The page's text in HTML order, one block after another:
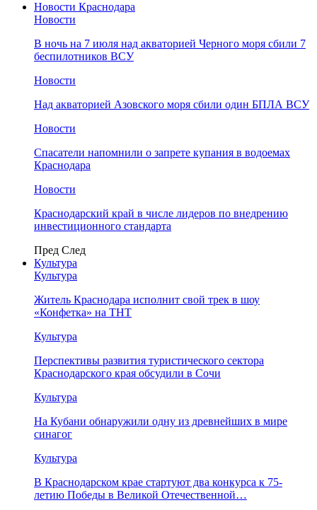
Новости Краснодара
Новости
В ночь на 7 июля над акваторией Черного моря сбили 7
беспилотников ВСУ
Новости
Над акваторией Азовского моря сбили один БПЛА ВСУ
Новости
Спасатели напомнили о запрете купания в водоемах
Краснодара
Новости
Краснодарский край в числе лидеров по внедрению
инвестиционного стандарта
Пред След
Культура
Культура
Житель Краснодара исполнит свой трек в шоу
«Конфетка» на ТНТ
Культура
Перспективы развития туристического сектора
Краснодарского края обсудили в Сочи
Культура
На Кубани обнаружили одну из древнейших в мире
синагог
Культура
В Краснодарском крае стартуют два конкурса к 75-
летию Победы в Великой Отечественной…